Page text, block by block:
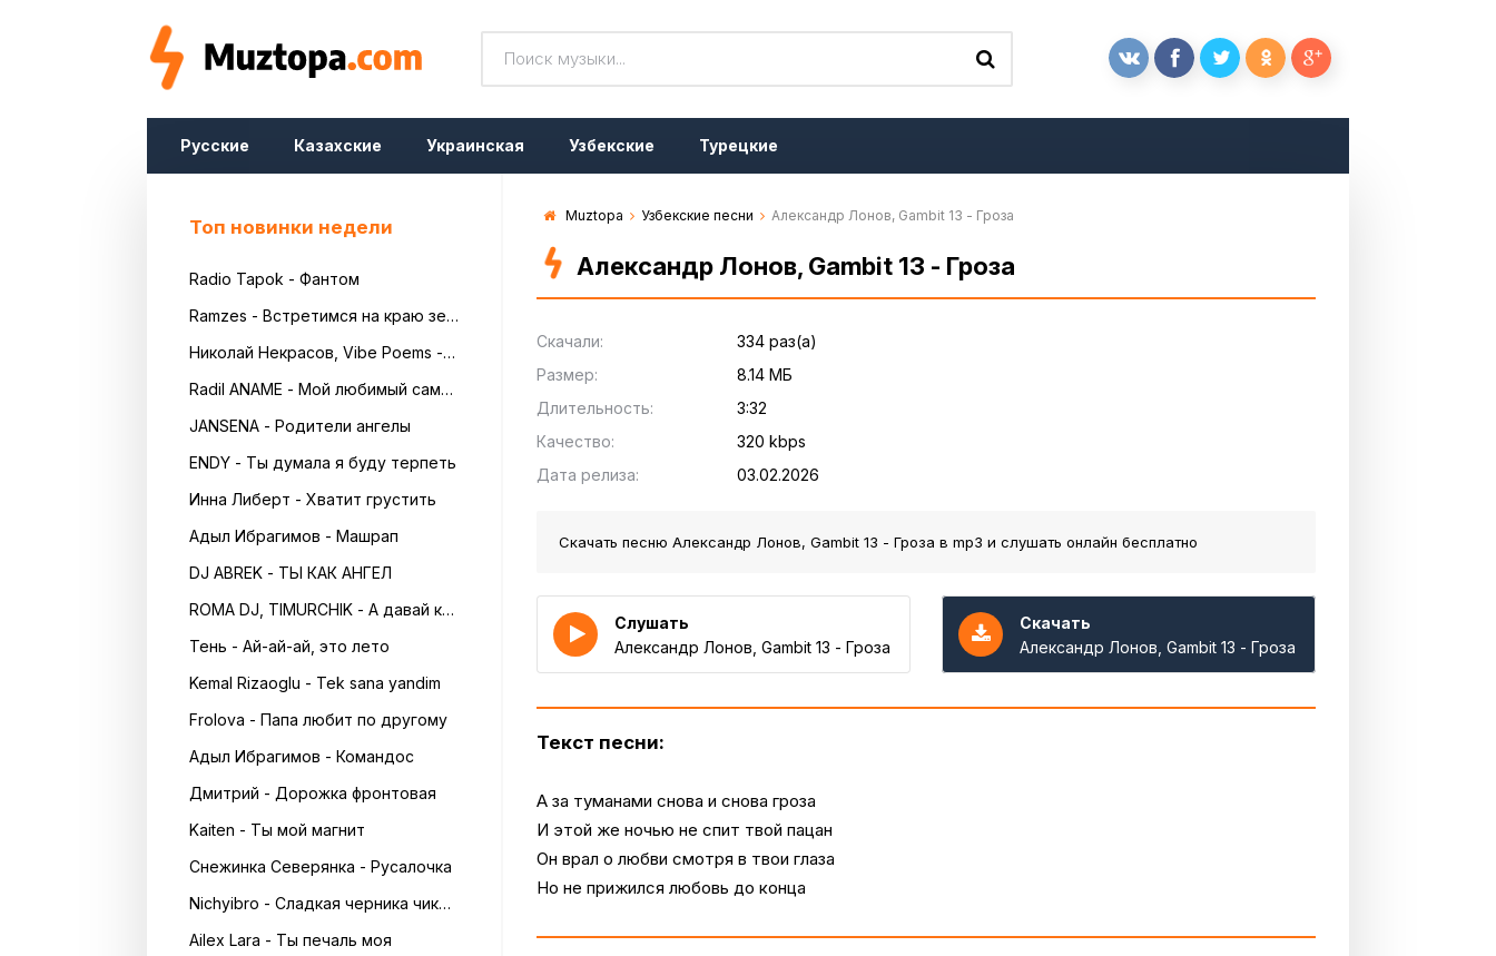
Русские Казахские Украинская Узбекские Турецкие
Топ новинки недели
Radio Tapok - Фантом
Ramzes - Встретимся на краю земли
Николай Некрасов, Vibe Poems - Русь
Radil ANAME - Мой любимый самый красивый
JANSENA - Родители ангелы
ENDY - Ты думала я буду терпеть
Инна Либерт - Хватит грустить
Адыл Ибрагимов - Машрап
DJ ABREK - ТЫ КАК АНГЕЛ
ROMA DJ, TIMURCHIK - А давай кружитись в танці
Тень - Ай-ай-ай, это лето
Kemal Rizaoglu - Tek sana yandim
Frolova - Папа любит по другому
Адыл Ибрагимов - Командос
Дмитрий - Дорожка фронтовая
Kaiten - Ты мой магнит
Снежинка Северянка - Русалочка
Nichyibro - Сладкая черника чика чика
Ailex Lara - Ты печаль моя
Muztopa Узбекские песни Александр Лонов, Gambit 13 - Гроза
Александр Лонов, Gambit 13 - Гроза
Скачали:
334 раз(а)
Размер:
8.14 МБ
Длительность:
3:32
Качество:
320 kbps
Дата релиза:
03.02.2026
Скачать песню Александр Лонов, Gambit 13 - Гроза в mp3 и слушать онлайн бесплатно
Слушать
Александр Лонов, Gambit 13 - Гроза
Скачать
Александр Лонов, Gambit 13 - Гроза
Текст песни:
А за туманами снова и снова гроза
И этой же ночью не спит твой пацан
Он врал о любви смотря в твои глаза
Но не прижился любовь до конца